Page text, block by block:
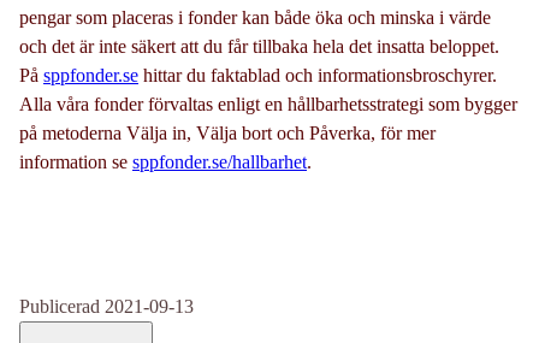
pengar som placeras i fonder kan både öka och minska i värde
och det är inte säkert att du får tillbaka hela det insatta beloppet.
På sppfonder.se hittar du faktablad och informationsbroschyrer.
Alla våra fonder förvaltas enligt en hållbarhetsstrategi som bygger
på metoderna Välja in, Välja bort och Påverka, för mer
information se sppfonder.se/hallbarhet.
Publicerad 2021-09-13